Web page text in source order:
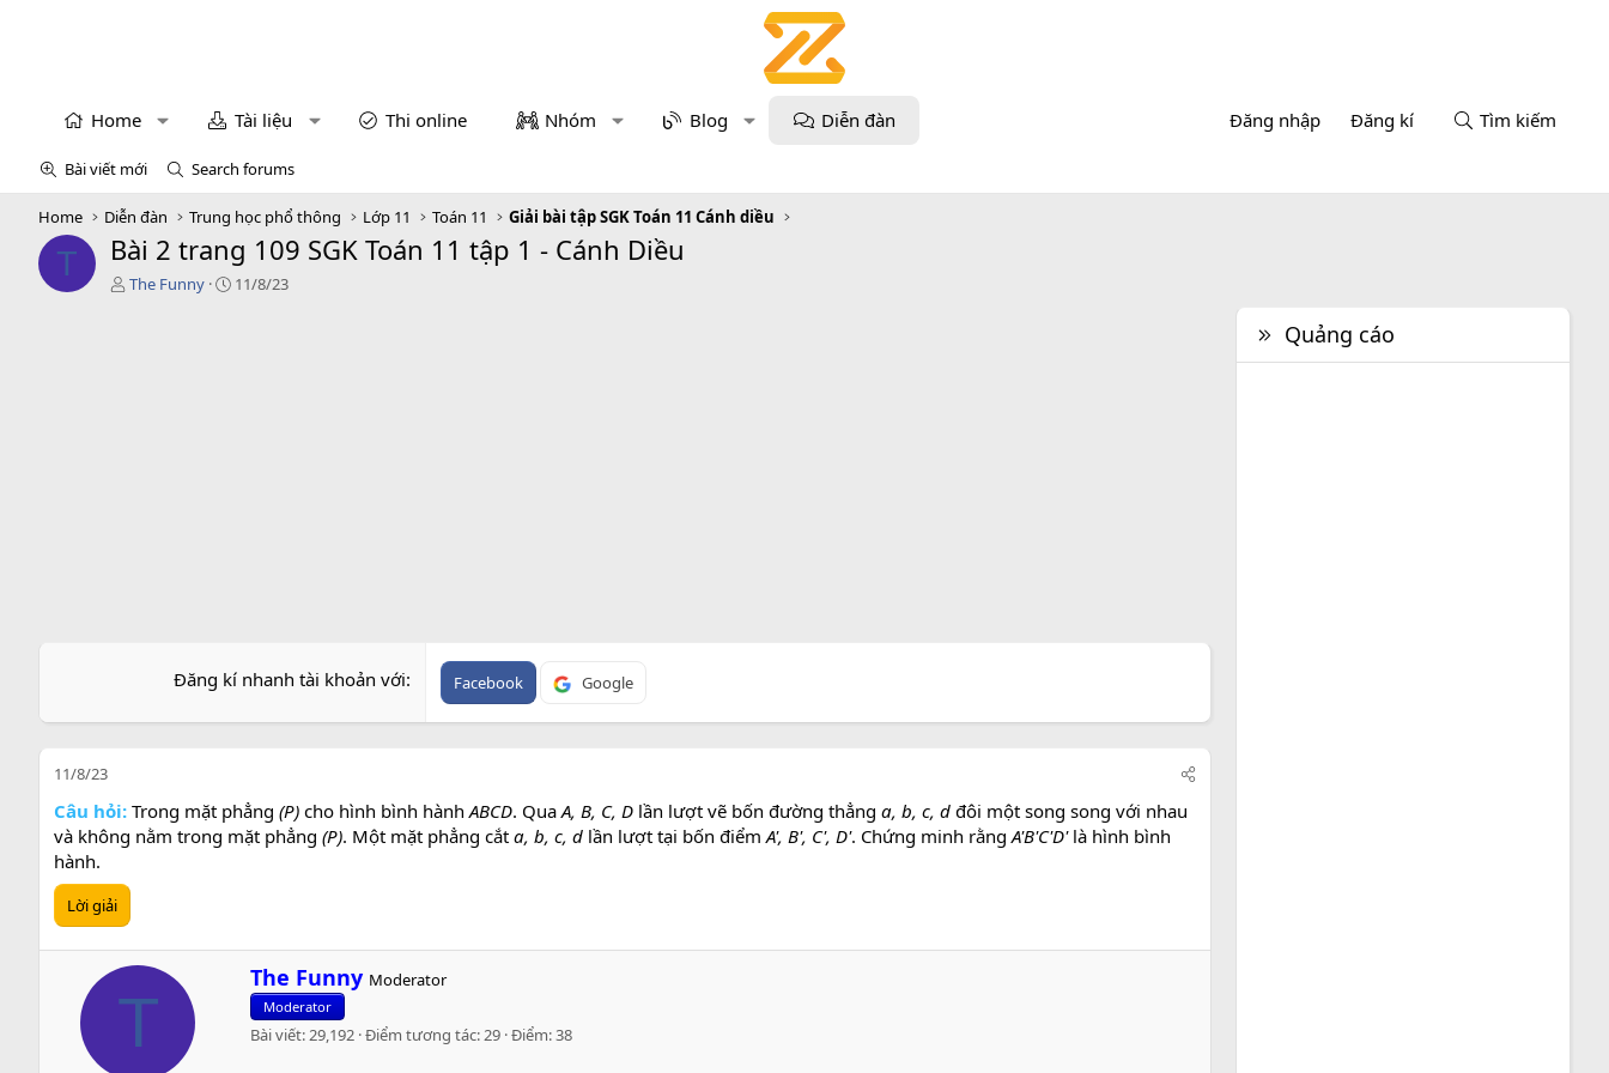
Home Tài liệu Thi online Nhóm Blog Diễn đàn Đăng nhập Đăng kí Tìm kiếm
Bài viết mới Search forums
Home Diễn đàn Trung học phổ thông Lớp 11 Toán 11 Giải bài tập SGK Toán 11 Cánh diều
T Bài 2 trang 109 SGK Toán 11 tập 1 - Cánh Diều
T
The Funny
C11/8/23
Đăng kí nhanh tài khoản với Facebook Google
11/8/23
Câu hỏi: Trong mặt phẳng (P) cho hình bình hànhABCD. QuaA, B, C, D lần lượt vẽ bốn đường thẳng a, b, c, d đôi một song song với nhau
và không nằm trong mặt phẳng (P). Một mặt phẳng cắt a, b, c, d lần lượt tại bốn điểmA', B', C', D'. Chứng minh rằngA'B'C'D'là hình bình
hành.
Lời giải
T
W
r
i
t
The Funny Moderator
Moderator
Bài viết 29,192 Điểm tương tác 29 Điểm 38
Quảng cáo